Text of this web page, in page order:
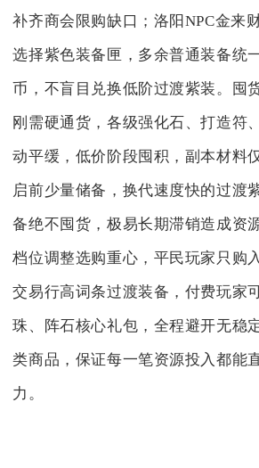
补齐商会限购缺口；洛阳NPC金来
选择紫色装备匣，多余普通装备统
币，不盲目兑换低阶过渡紫装。囤
刚需硬通货，各级强化石、打造符
动平缓，低价阶段囤积，副本材料
启前少量储备，换代速度快的过渡
备绝不囤货，极易长期滞销造成资
档位调整选购重心，平民玩家只购
交易行高词条过渡装备，付费玩家
珠、阵石核心礼包，全程避开无稳
类商品，保证每一笔资源投入都能
力。